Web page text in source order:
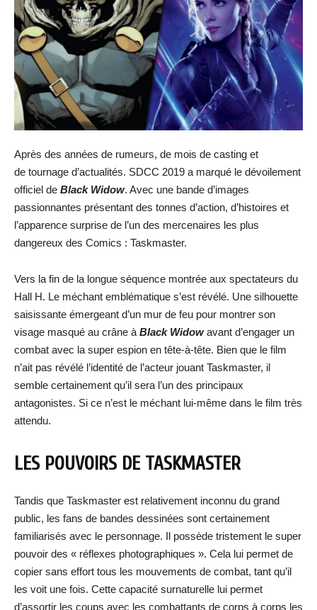
Après des années de rumeurs, de mois de casting et
de tournage d’actualités. SDCC 2019 a marqué le dévoilement
officiel de Black Widow. Avec une bande d’images
passionnantes présentant des tonnes d’action, d’histoires et
l’apparence surprise de l’un des mercenaires les plus
dangereux des Comics : Taskmaster.
Vers la fin de la longue séquence montrée aux spectateurs du
Hall H. Le méchant emblématique s’est révélé. Une silhouette
saisissante émergeant d’un mur de feu pour montrer son
visage masqué au crâne à Black Widowavant d’engager un
combat avec la super espion en tête-à-tête. Bien que le film
n’ait pas révélé l’identité de l’acteur jouant Taskmaster, il
semble certainement qu’il sera l’un des principaux
antagonistes. Si ce n’est le méchant lui-même dans le film très
attendu.
LES POUVOIRS DE TASKMASTER
Tandis que Taskmaster est relativement inconnu du grand
public, les fans de bandes dessinées sont certainement
familiarisés avec le personnage. Il possède tristement le super
pouvoir des « réflexes photographiques ». Cela lui permet de
copier sans effort tous les mouvements de combat, tant qu’il
les voit une fois. Cette capacité surnaturelle lui permet
d’assortir les coups avec les combattants de corps à corps les